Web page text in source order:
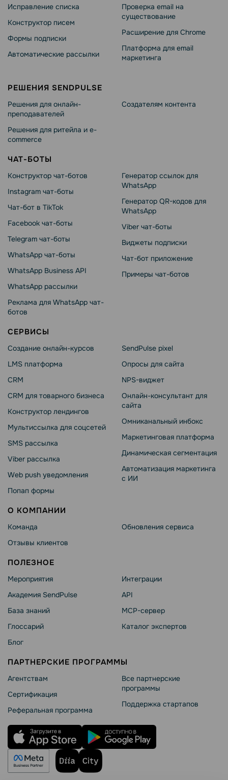
Исправление списка
Конструктор писем
Формы подписки
Автоматические рассылки
Проверка email на
существование
Расширение для Chrome
Платформа для email
маркетинга
РЕШЕНИЯ SENDPULSE
Решения для онлайн-
преподавателей
Решения для ритейла и e-
commerce
Создателям контента
ЧАТ-БОТЫ
Конструктор чат-ботов
Instagram чат-боты
Чат-бот в TikTok
Facebook чат-боты
Telegram чат-боты
WhatsApp чат-боты
WhatsApp Business API
WhatsApp рассылки
Реклама для WhatsApp чат-
ботов
Генератор ссылок для
WhatsApp
Генератор QR-кодов для
WhatsApp
Viber чат-боты
Виджеты подписки
Чат-бот приложение
Примеры чат-ботов
СЕРВИСЫ
Создание онлайн-курсов
LMS платформа
CRM
CRM для товарного бизнеса
Конструктор лендингов
Мультиссылка для соцсетей
SMS рассылка
Viber рассылка
Web push уведомления
Попап формы
SendPulse pixel
Опросы для сайта
NPS-виджет
Онлайн-консультант для
сайта
Омниканальный инбокс
Маркетинговая платформа
Динамическая сегментация
Автоматизация маркетинга
с ИИ
О КОМПАНИИ
Команда
Отзывы клиентов
Обновления сервиса
ПОЛЕЗНОЕ
Мероприятия
Академия SendPulse
База знаний
Глоссарий
Блог
Интеграции
API
MCP-сервер
Каталог экспертов
ПАРТНЕРСКИЕ ПРОГРАММЫ
Агентствам
Сертификация
Реферальная программа
Все партнерские
программы
Поддержка стартапов